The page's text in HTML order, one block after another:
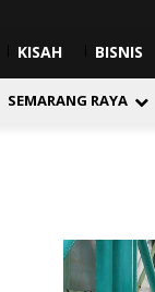
KISAH BISNIS
SEMARANG RAYA